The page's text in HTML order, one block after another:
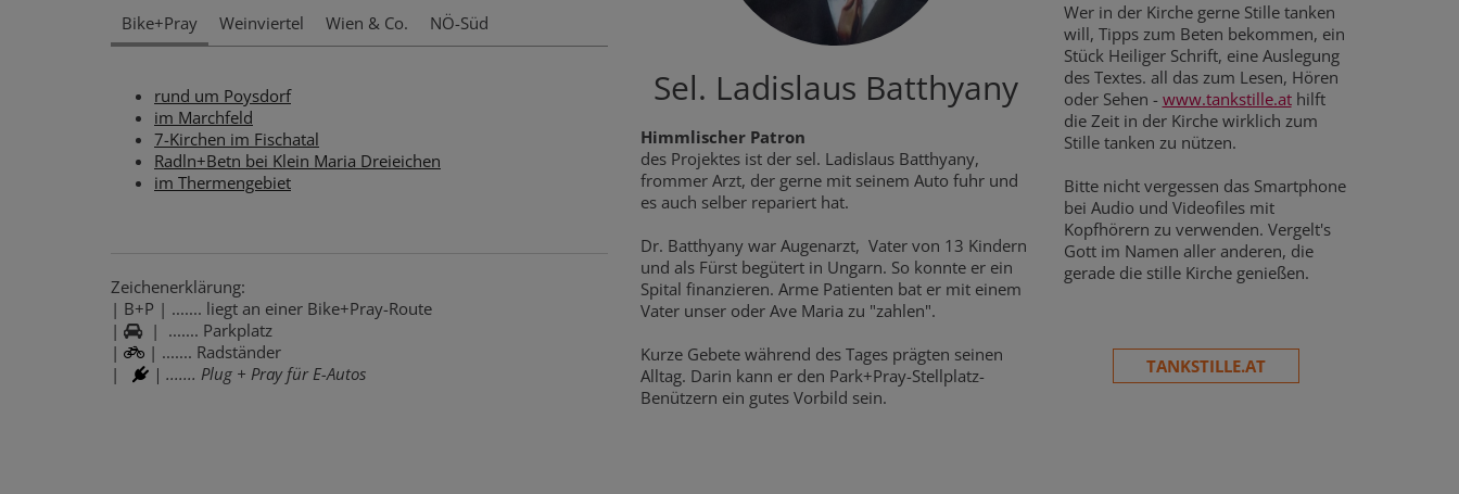
Bike+Pray Weinviertel Wien & Co. NÖ-Süd
rund um Poysdorf
im Marchfeld
7-Kirchen im Fischatal
Radln+Betn bei Klein Maria Dreieichen
im Thermengebiet
Zeichenerklärung:
| B+P | ....... liegt an einer Bike+Pray-Route
|
| ....... Parkplatz
|
| ....... Radständer
|
| ....... Plug + Pray für E-Autos
Sel. Ladislaus Batthyany
Himmlischer Patron
des Projektes ist der sel. Ladislaus Batthyany,
frommer Arzt, der gerne mit seinem Auto fuhr und
es auch selber repariert hat.
Dr. Batthyany war Augenarzt, Vater von 13 Kindern
und als Fürst begütert in Ungarn. So konnte er ein
Spital finanzieren. Arme Patienten bat er mit einem
Vater unser oder Ave Maria zu "zahlen".
Kurze Gebete während des Tages prägten seinen
Alltag. Darin kann er den Park+Pray-Stellplatz-
Benützern ein gutes Vorbild sein.
Wer in der Kirche gerne Stille tanken
will, Tipps zum Beten bekommen, ein
Stück Heiliger Schrift, eine Auslegung
des Textes. all das zum Lesen, Hören
oder Sehen - www.tankstille.athilft
die Zeit in der Kirche wirklich zum
Stille tanken zu nützen.
Bitte nicht vergessen das Smartphone
bei Audio und Videofiles mit
Kopfhörern zu verwenden. Vergelt's
Gott im Namen aller anderen, die
gerade die stille Kirche genießen.
TANKSTILLE.AT